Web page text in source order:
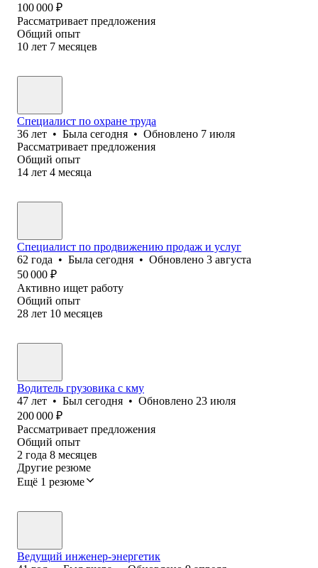
100 000 ₽
Рассматривает предложения
Общий опыт
10 лет 7 месяцев
Специалист по охране труда
36 лет • Была сегодня • Обновлено 7 июля
Рассматривает предложения
Общий опыт
14 лет 4 месяца
Специалист по продвижению продаж и услуг
62 года • Была сегодня • Обновлено 3 августа
50 000 ₽
Активно ищет работу
Общий опыт
28 лет 10 месяцев
Водитель грузовика с кму
47 лет • Был сегодня • Обновлено 23 июля
200 000 ₽
Рассматривает предложения
Общий опыт
2 года 8 месяцев
Другие резюме
Ещё 1 резюме
Ведущий инженер-энергетик